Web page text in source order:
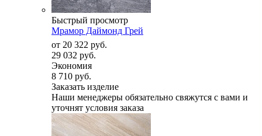
Быстрый просмотр
Мрамор Даймонд Грей
от 20 322 руб.
29 032 руб.
Экономия
8 710 руб.
Заказать изделие
Наши менеджеры обязательно свяжутся с вами и
уточнят условия заказа